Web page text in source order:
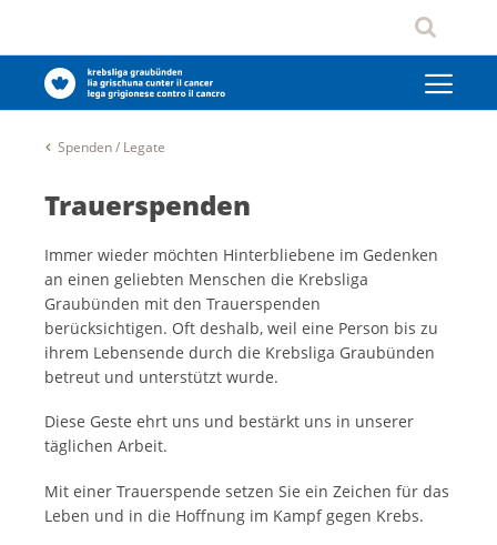
Spenden / Legate
Trauerspenden
Immer wieder möchten Hinterbliebene im Gedenken
an einen geliebten Menschen die Krebsliga
Graubünden mit den Trauerspenden
berücksichtigen. Oft deshalb, weil eine Person bis zu
ihrem Lebensende durch die Krebsliga Graubünden
betreut und unterstützt wurde.
Diese Geste ehrt uns und bestärkt uns in unserer
täglichen Arbeit.
Mit einer Trauerspende setzen Sie ein Zeichen für das
Leben und in die Hoffnung im Kampf gegen Krebs.